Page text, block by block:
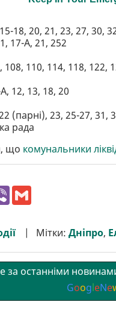
18, 20, 21, 23, 27, 30,
17-А, 21, 252
108, 110, 114, 118, 122,
12, 13, 18, 20
(парні), 23, 25-27, 31,
рада
що комунальники
V
r Мітки: Дніпро,
за останніми
GoogleNe